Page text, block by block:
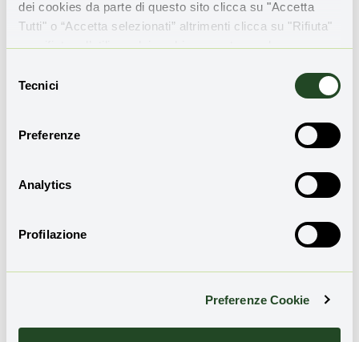
dei cookies da parte di questo sito clicca su "Accetta
Tutti" o “Accetta selezionati” altrimenti clicca su "Rifiuta"
per rifiutare l’utilizzo dei cookie e mantenere le
delTecnici
Preferenze
Analytics
Profilazione
Preferenze Cookie
presto il consenso all'invio della Newsletter
Antonio Pergolizzi
Analista ambientale, saggista e giornalista,